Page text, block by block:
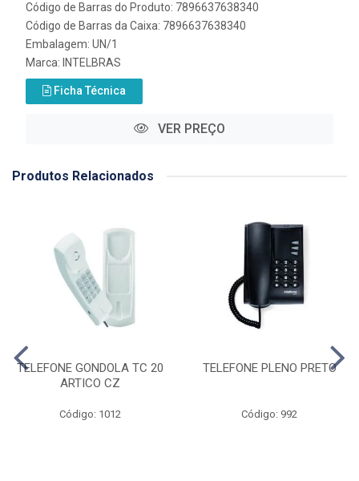
Código de Barras do Produto: 7896637638340
Código de Barras da Caixa: 7896637638340
Embalagem: UN/1
Marca: INTELBRAS
Ficha Técnica
VER PREÇO
Produtos Relacionados
TELEFONE GONDOLA TC 20
ARTICO CZ
Código: 1012
TELEFONE PLENO PRETO
Código: 992